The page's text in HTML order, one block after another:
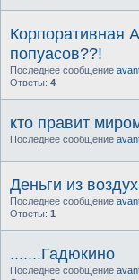
Корпоративная
попуасов??!
Последнее сообщение
Ответы: 4
кто правит
Последнее сообщение
Деньги из
Последнее сообщение
Ответы: 1
.......Гадюкино
Последнее сообщение